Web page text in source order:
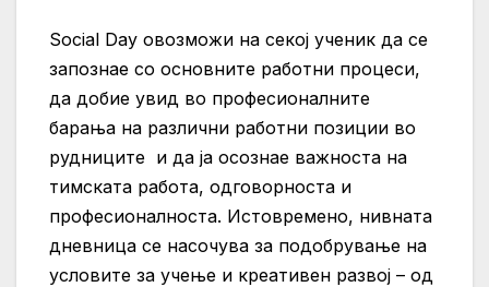
Social Dаy овозможи на секој ученик да се
запознае со основните работни процеси,
да добие увид во професионалните
барања на различни работни позиции во
рудниците и да ја осознае важноста на
тимската работа, одговорноста и
професионалноста. Истовремено, нивната
дневница се насочува за подобрување на
условите за учење и креативен развој – од